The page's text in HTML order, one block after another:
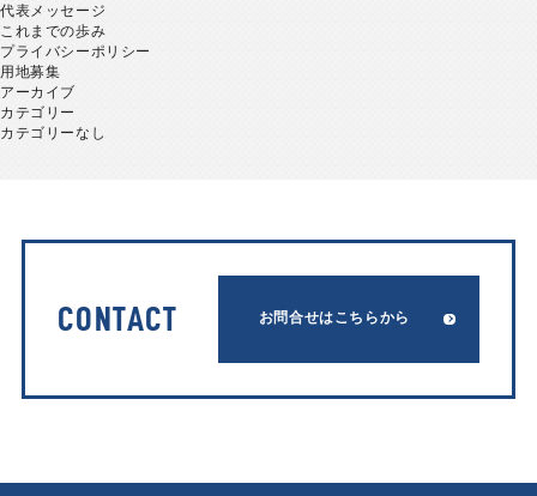
代表メッセージ
これまでの歩み
プライバシーポリシー
用地募集
アーカイブ
カテゴリー
カテゴリーなし
CONTACT お問合せはこちらから